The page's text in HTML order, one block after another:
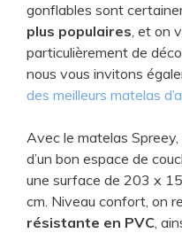
gonflables sont
plus populaires, et on
particulièrement de
nous vous invitons
des meilleurs matelas
Avec le matelas
d’un bon espace de
une surface de 203 x
cm. Niveau confort, on
résistante en PVC,